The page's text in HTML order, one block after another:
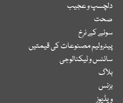
دلچسپ و عجیب
صحت
سونے کے نرخ
پیٹرولیم مصنوعات کی قیمتیں
سائنس و ٹیکنالوجی
بلاگ
بزنس
ویڈیوز